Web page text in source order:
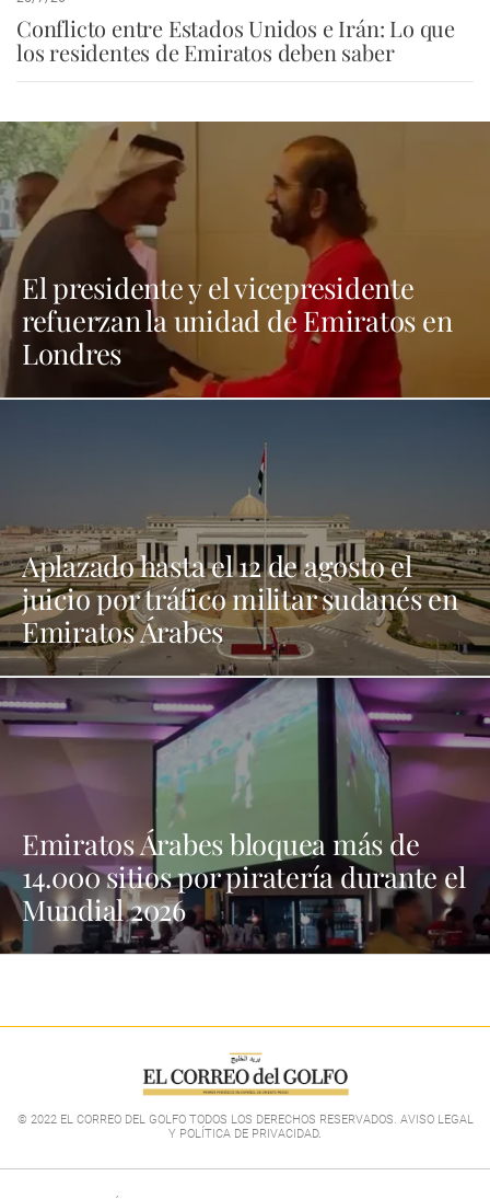
Conflicto entre Estados Unidos e Irán: Lo que
los residentes de Emiratos deben saber
El presidente y el vicepresidente
refuerzan la unidad de Emiratos en
Londres
Aplazado hasta el 12 de agosto el
juicio por tráfico militar sudanés en
Emiratos Árabes
Emiratos Árabes bloquea más de
14.000 sitios por piratería durante el
Mundial 2026
© 2022 EL CORREO DEL GOLFO TODOS LOS DERECHOS RESERVADOS. AVISO LEGAL
Y POLÍTICA DE PRIVACIDAD.